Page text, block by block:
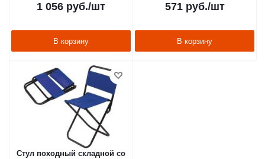
1 056 руб./шт
В корзину
571руб./шт
В корзину
Стул походный складной со